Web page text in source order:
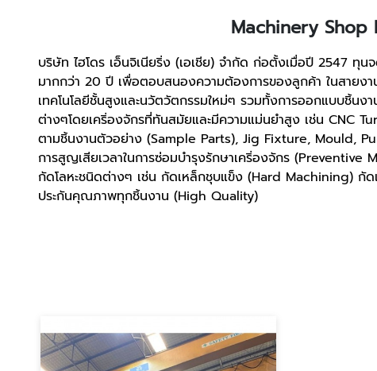
Machinery Shop
บริษัท ไฮโดร เอ็นจิเนียริ่ง (เอเชีย) จำกัด ก่อตั้งเมื่อปี 2547 ทุ
มากกว่า 20 ปี เพื่อตอบสนองความต้องการของลูกค้า ในสายง
เทคโนโลยีชั้นสูงและนวัตวัตกรรมใหม่ๆ รวมทั้งการออกแบบ
ต่างๆโดยเคริ่องจักรที่ทันสมัยและมีความแม่นยำสูง เช่น CNC
ตามชิ้นงานตัวอย่าง (Sample Parts), Jig Fixture, Mould,
การสูญเสียเวลาในการซ่อมบำรุงรักษาเคริ่องจักร
กัดโลหะชนิดต่างๆ เช่น กัดเหล็กชุบแข็ง (Hard Machining)
ประกันคุณภาพทุกชิ้นงาน (High Quality)